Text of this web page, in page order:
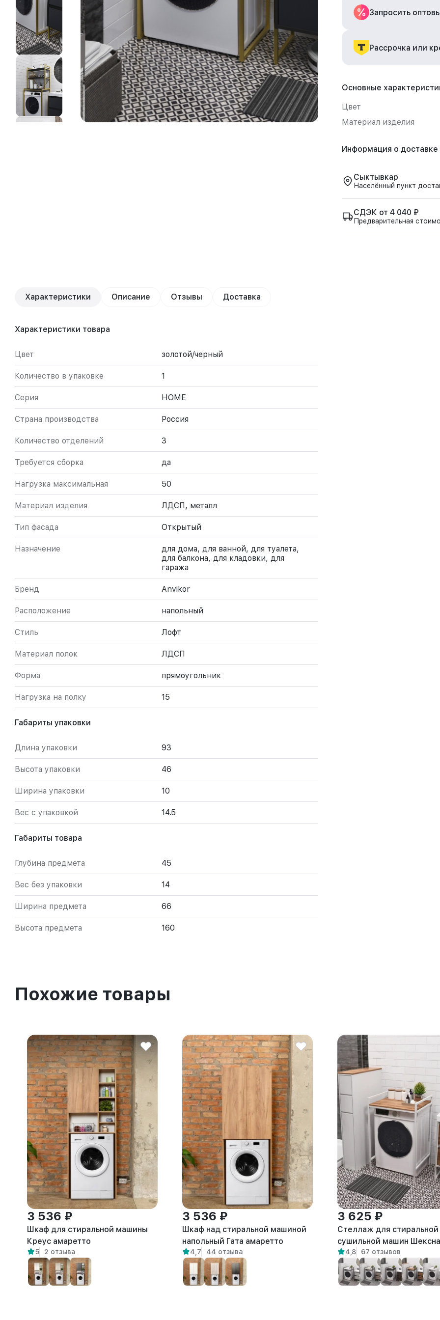
Запросить
Рассрочка или
Основные
Цвет
Материал изделия
Информация о доставке
Сыктывкар
Населённый пункт
СДЭК от 4 040 ₽
Предварительная
Характеристики Описание Отзывы Доставка
Характеристики товара
Цвет золотой/черный
Количество в упаковке 1
Серия HOME
Страна производства Россия
Количество отделений 3
Требуется сборка да
Нагрузка максимальная 50
Материал изделия ЛДСП, металл
Тип фасада Открытый
Назначение
для дома, для ванной, для туалета,
для балкона, для кладовки, для
гаража
Бренд Anvikor
Расположение напольный
Стиль Лофт
Материал полок ЛДСП
Форма прямоугольник
Нагрузка на полку 15
Габариты упаковки
Длина упаковки 93
Высота упаковки 46
Ширина упаковки 10
Вес с упаковкой 14.5
Габариты товара
Глубина предмета 45
Вес без упаковки 14
Ширина предмета 66
Высота предмета 160
Похожие товары
3 536 ₽
Шкаф для стиральной машины
Креус амаретто
5 2 отзыва
3 536 ₽
Шкаф над стиральной машиной
напольный Гата амаретто
4,7 44 отзыва
3 625 ₽
Стеллаж для стиральной
сушильной машин Шексна
белый/амаретто
4,8 67 отзывов